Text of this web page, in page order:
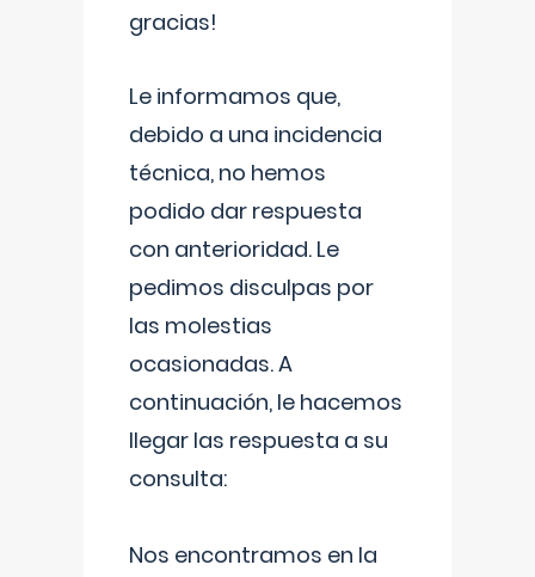
gracias!
Le informamos que,
debido a una incidencia
técnica, no hemos
podido dar respuesta
con anterioridad. Le
pedimos disculpas por
las molestias
ocasionadas. A
continuación, le hacemos
llegar las respuesta a su
consulta:
Nos encontramos en la